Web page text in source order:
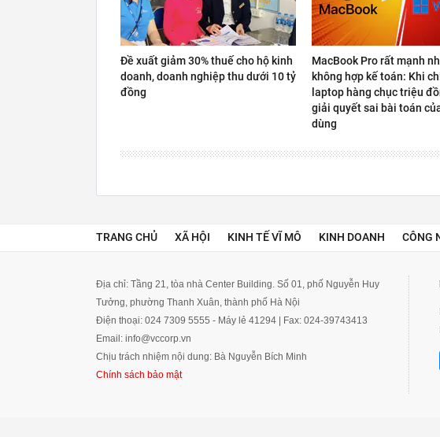
Đề xuất giảm 30% thuế cho hộ kinh
doanh, doanh nghiệp thu dưới 10 tỷ
đồng
MacBook Pro rất mạnh
không hợp kế toán: Khi
laptop hàng chục triệu
giải quyết sai bài toán
dùng
TRANG CHỦ XÃ HỘI KINH TẾ VĨ MÔ KINH DOANH CÔNG
Địa chỉ: Tầng 21, tòa nhà Center Building. Số 01, phố Nguyễn Huy
Tưởng, phường Thanh Xuân, thành phố Hà Nội
Điện thoại: 024 7309 5555 - Máy lẻ 41294 | Fax: 024-39743413
Email: info@vccorp.vn
Chịu trách nhiệm nội dung: Bà Nguyễn Bích Minh
Chính sách bảo mật